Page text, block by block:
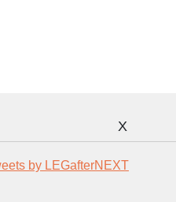
X
by LEGafterNEXT